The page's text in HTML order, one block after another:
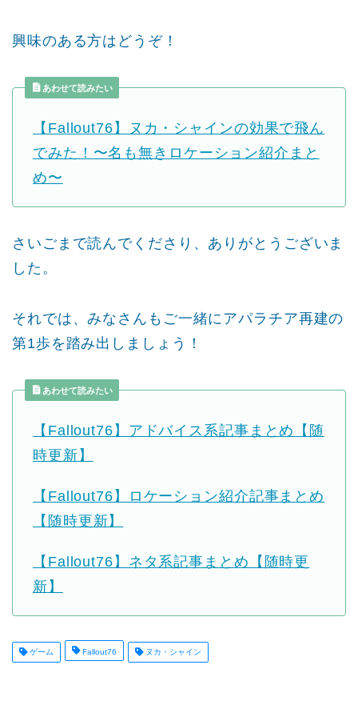
興味のある方はどうぞ！
あわせて読みたい
【Fallout76】ヌカ・シャインの効果で飛ん
でみた！〜名も無きロケーション紹介まと
め〜
さいごまで読んでくださり、ありがとうございま
した。
それでは、みなさんもご一緒にアパラチア再建の
第1歩を踏み出しましょう！
あわせて読みたい
【Fallout76】アドバイス系記事まとめ【随
時更新】
【Fallout76】ロケーション紹介記事まとめ
【随時更新】
【Fallout76】ネタ系記事まとめ【随時更
新】
ゲーム Fallout76 ヌカ・シャイン